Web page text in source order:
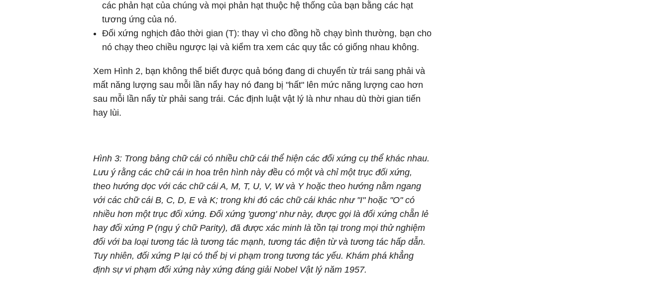
các phản hạt của chúng và mọi phản hạt thuộc hệ thống của bạn bằng các hạt
tương ứng của nó.
Đối xứng nghịch đảo thời gian (T): thay vì cho đồng hồ chạy bình thường, bạn cho
nó chạy theo chiều ngược lại và kiểm tra xem các quy tắc có giống nhau không.
Xem Hình 2, bạn không thể biết được quả bóng đang di chuyển từ trái sang phải và
mất năng lượng sau mỗi lần nẩy hay nó đang bị "hất" lên mức năng lượng cao hơn
sau mỗi lần nẩy từ phải sang trái. Các định luật vật lý là như nhau dù thời gian tiến
hay lùi.
Hình 3: Trong bảng chữ cái có nhiều chữ cái thể hiện các đối xứng cụ thể khác nhau.
Lưu ý rằng các chữ cái in hoa trên hình này đều có một và chỉ một trục đối xứng,
theo hướng dọc với các chữ cái A, M, T, U, V, W và Y hoặc theo hướng nằm ngang
với các chữ cái B, C, D, E và K; trong khi đó các chữ cái khác như "I" hoặc "O" có
nhiều hơn một trục đối xứng. Đối xứng 'gương' như này, được gọi là đối xứng chẵn lẻ
hay đối xứng P (ngụ ý chữ Parity), đã được xác minh là tồn tại trong mọi thử nghiệm
đối với ba loại tương tác là tương tác mạnh, tương tác điện từ và tương tác hấp dẫn.
Tuy nhiên, đối xứng P lại có thể bị vi phạm trong tương tác yếu. Khám phá khẳng
định sự vi phạm đối xứng này xứng đáng giải Nobel Vật lý năm 1957.